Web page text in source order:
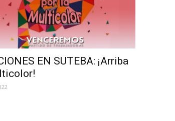
EN SUTEBA: ¡Arriba